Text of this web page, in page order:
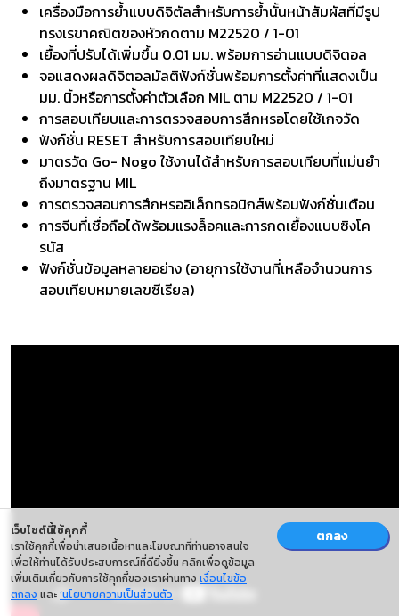
เครื่องมือการย้ำแบบดิจิตัลสำหรับการย้ำนั้นหน้าสัมผัสที่มีรูป
ทรงเรขาคณิตของหัวกดตาม M22520 / 1-01
เยื้องที่ปรับได้เพิ่มขึ้น 0.01 มม. พร้อมการอ่านแบบดิจิตอล
จอแสดงผลดิจิตอลมัลติฟังก์ชั่นพร้อมการตั้งค่าที่แสดงเป็น
มม. นิ้วหรือการตั้งค่าตัวเลือก MIL ตาม M22520 / 1-01
การสอบเทียบและการตรวจสอบการสึกหรอโดยใช้เกจวัด
ฟังก์ชั่น RESET สำหรับการสอบเทียบใหม่
มาตรวัด Go- Nogo ใช้งานได้สำหรับการสอบเทียบที่แม่นยำ
ถึงมาตรฐาน MIL
การตรวจสอบการสึกหรออิเล็กทรอนิกส์พร้อมฟังก์ชั่นเตือน
การจีบที่เชื่อถือได้พร้อมแรงล็อคและการกดเยื้องแบบซิงโค
รนัส
ฟังก์ชั่นข้อมูลหลายอย่าง (อายุการใช้งานที่เหลือจำนวนการ
สอบเทียบหมายเลขซีเรียล)
เว็บไซต์นี้ใช้คุกกี้
เราใช้คุกกี้เพื่อนำเสนอเนื้อหาและโฆษณาที่ท่านอาจสนใจ
เพื่อให้ท่านได้รับประสบการณ์ที่ดียิ่งขึ้น คลิกเพื่อดูข้อมูล
เพิ่มเติมเกี่ยวกับการใช้คุกกี้ของเราผ่านทาง เงื่อนไขข้อ
ตกลง และ‘นโยบายความเป็นส่วนตัว
ตกลง